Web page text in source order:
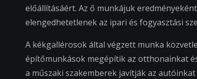
előállításáért. Az ő munkájuk
elengedhetetlenek az ipari és fogyasztási
A kékgallérosok által végzett munka
építőmunkások megépítik az otthonainkat
a műszaki szakemberek javítják az